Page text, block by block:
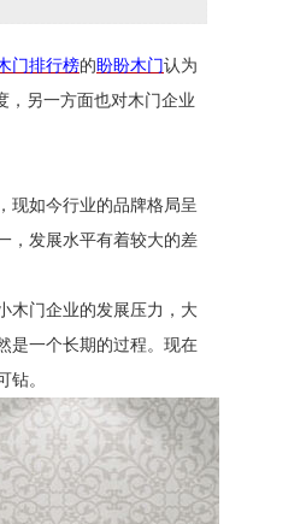
门排行榜的盼盼木门认为
，另一方面也对木门企业
现如今行业的品牌格局呈
，发展水平有着较大的差
木门企业的发展压力，大
是一个长期的过程。现在
钻。